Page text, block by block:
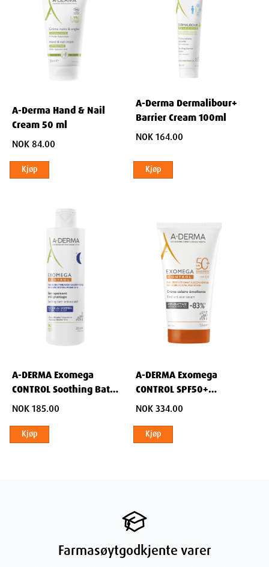
Zinc Coceth Sulfate Disodium Laureth Sulfosuccinate Avena Sativa
(Oat) Leaf/Stem Extract, (Avena Sativa Leaf/Stem Extract) Copper
Sulfate, Zinc Sulfate, Citric Acid, Coco-Glucoside, Glyceryl Oleate,
Hydrogenated Vegetable Glycerides Citrate Laureth-3 Maleic Acid,
Sodium Benzoate, Sodium Hydroxide, Tocopherol Trisodium
A-Derma Hand & Nail
Cream 50 ml
NOK 84.00
Kjøp
A-Derma Dermalibour+
Barrier Cream 100ml
NOK 164.00
Kjøp
A-DERMA Exomega
CONTROL Soothing Bath
200 ml
NOK 185.00
Kjøp
A-DERMA Exomega
CONTROL SPF50+
solkrem 150 ml
NOK 334.00
Kjøp
Farmasøytgodkjente varer